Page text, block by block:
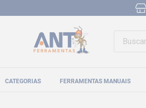
CATEGORIAS FERRAMENTAS MANUAIS